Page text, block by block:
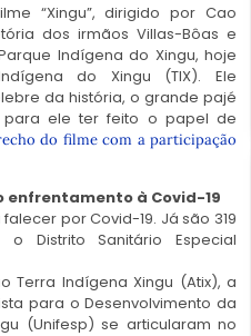
“Xingu”, dirigido por Cao
dos irmãos Villas-Bôas e
Indígena do Xingu, hoje
do Xingu (TIX). Ele
da história, o grande pajé
para ele ter feito o papel de
do filme com a participação
à Covid-19
por Covid-19. Já são 319
o Distrito Sanitário Especial
Terra Indígena Xingu (Atix), a
para o Desenvolvimento da
(Unifesp) se articularam no